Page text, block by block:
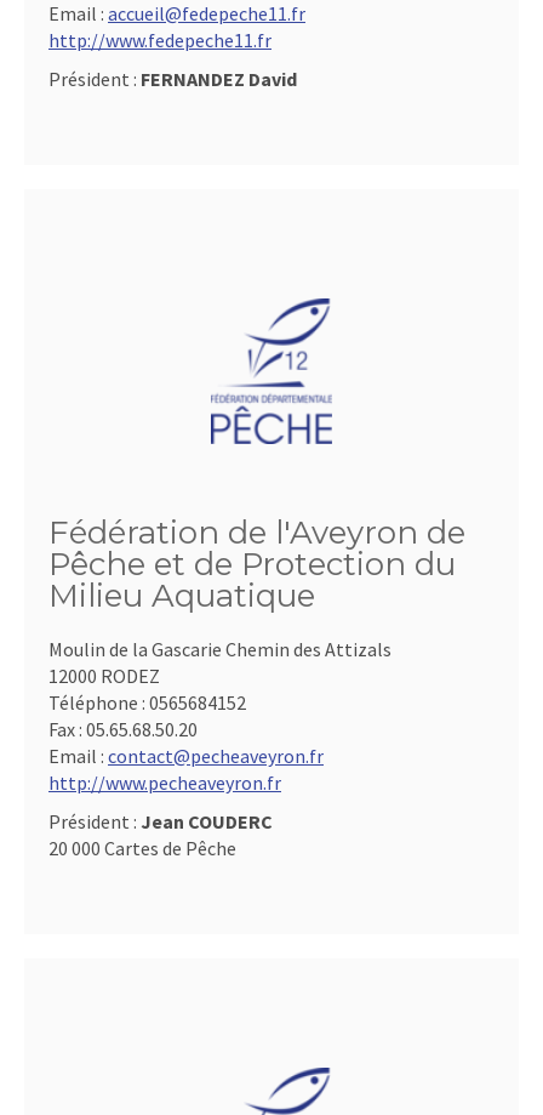
Email : accueil@fedepeche11.fr
http://www.fedepeche11.fr
Président : FERNANDEZ David
Fédération de l'Aveyron de
Pêche et de Protection du
Milieu Aquatique
Moulin de la Gascarie Chemin des Attizals
12000 RODEZ
Téléphone : 0565684152
Fax : 05.65.68.50.20
Email : contact@pecheaveyron.fr
http://www.pecheaveyron.fr
Président : Jean COUDERC
20 000 Cartes de Pêche